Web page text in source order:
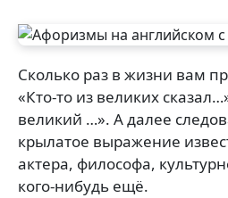
Сколько раз в жизни вам приходилось слышать:
«Кто-то из великих
великий …». А далее
крылатое выражение
актера, философа,
кого-нибудь ещё.